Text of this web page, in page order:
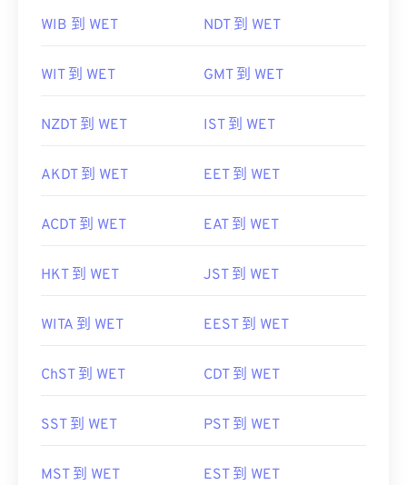
WIB 到 WET NDT 到 WET
WIT 到 WET GMT 到 WET
NZDT 到 WET IST 到 WET
AKDT 到 WET EET 到 WET
ACDT 到 WET EAT 到 WET
HKT 到 WET JST 到 WET
WITA 到 WET EEST 到 WET
ChST 到 WET CDT 到 WET
SST 到 WET PST 到 WET
MST 到 WET EST 到 WET